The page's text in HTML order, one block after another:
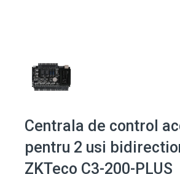
Centrala de control
pentru 2 usi
ZKTeco C3-200-PLUS